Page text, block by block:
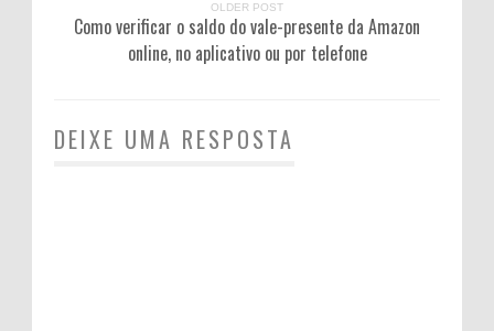
OLDER POST
Como verificar o saldo do vale-presente da Amazon
online, no aplicativo ou por telefone
DEIXE UMA RESPOSTA